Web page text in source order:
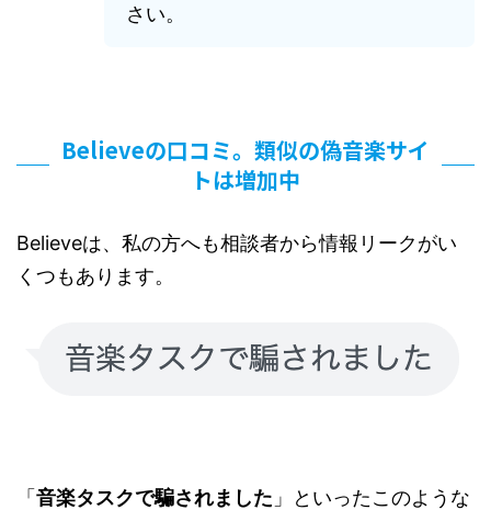
さい。
Believeの口コミ。類似の偽音楽サイ
トは増加中
Believeは、私の方へも相談者から情報リークがい
くつもあります。
「音楽タスクで騙されました 」といったこのような